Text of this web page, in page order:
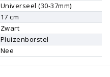
Universeel (30-37mm)
17 cm
Zwart
Pluizenborstel
Nee